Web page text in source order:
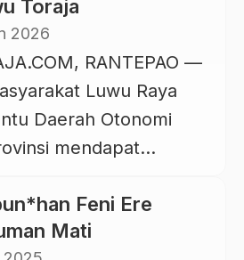
hari. Selain
tagihan listrik,
juga menjadi
nyata dalam
energi dan
PLN
yang dapat […]
Toraja
2026
RANTEPAO —
Luwu Raya
Daerah Otonomi
mendapat
DOB yang
Provinsi Luwu Toraja.
Feni Ere
Mati